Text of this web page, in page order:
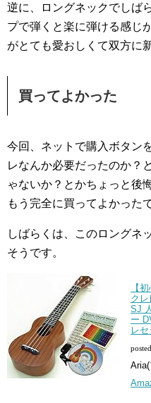
逆に、ロングネックでしば
プで弾くと楽に弾ける感じ
がとても愛おしくて双方に
買ってよかった
今回、ネットで購入ボタン
レなんか必要だったのか？
ゃないか？とかちょっと後
もう完全に買ってよかった
しばらくは、このロングネ
そうです。
【
ク
SJ
ー
レセ